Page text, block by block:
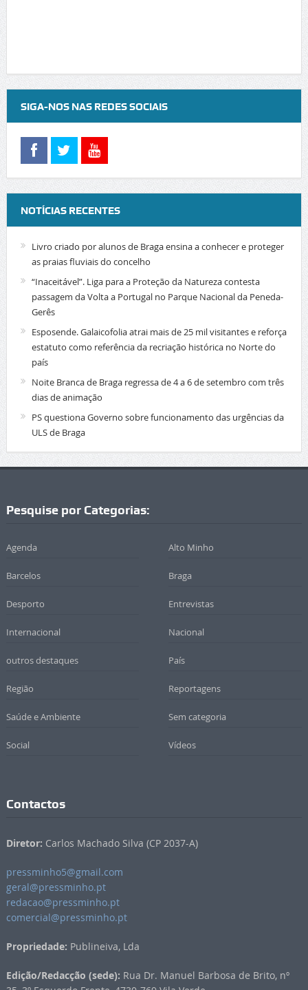
SIGA-NOS NAS REDES SOCIAIS
NOTÍCIAS RECENTES
Livro criado por alunos de Braga ensina a conhecer e proteger
as praias fluviais do concelho
“Inaceitável”. Liga para a Proteção da Natureza contesta
passagem da Volta a Portugal no Parque Nacional da Peneda-
Gerês
Esposende. Galaicofolia atrai mais de 25 mil visitantes e reforça
estatuto como referência da recriação histórica no Norte do
país
Noite Branca de Braga regressa de 4 a 6 de setembro com três
dias de animação
PS questiona Governo sobre funcionamento das urgências da
ULS de Braga
Pesquise por Categorias:
Agenda Alto Minho
Barcelos Braga
Desporto Entrevistas
Internacional Nacional
outros destaques País
Região Reportagens
Saúde e Ambiente Sem categoria
Social Vídeos
Contactos
Diretor: Carlos Machado Silva (CP 2037-A)
pressminho5@gmail.com
geral@pressminho.pt
redacao@pressminho.pt
comercial@pressminho.pt
Propriedade: Publineiva, Lda
Edição/Redacção (sede): Rua Dr. Manuel Barbosa de Brito, nº